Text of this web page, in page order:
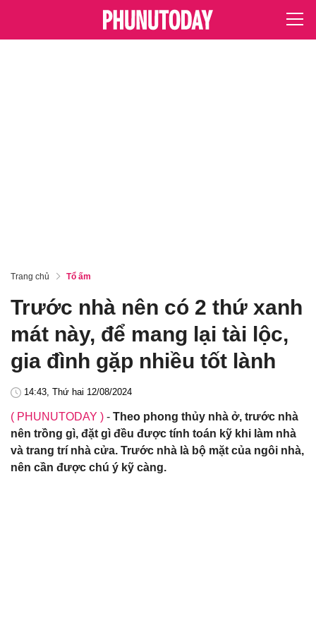
Trang chủ Tổ ấm
Trước nhà nên có 2 thứ xanh
mát này, để mang lại tài lộc,
gia đình gặp nhiều tốt lành
14:43, Thứ hai 12/08/2024
( PHUNUTODAY ) - Theo phong thủy nhà ở, trước nhà
nên trồng gì, đặt gì đều được tính toán kỹ khi làm nhà
và trang trí nhà cửa. Trước nhà là bộ mặt của ngôi nhà,
nên cần được chú ý kỹ càng.